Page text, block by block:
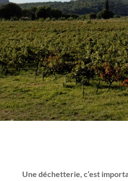
Une déchetterie, c’est